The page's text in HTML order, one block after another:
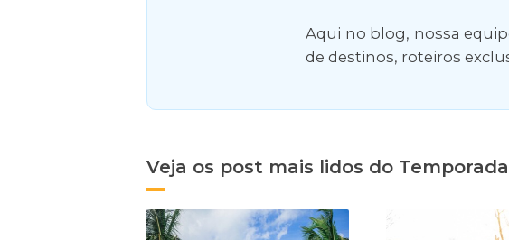
Aqui no blog, nossa
de destinos, roteiros
Veja os post mais lidos do